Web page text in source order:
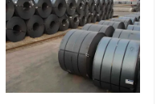
لوحة معدنية من الفولاذ
ورقة لوحة الكربون